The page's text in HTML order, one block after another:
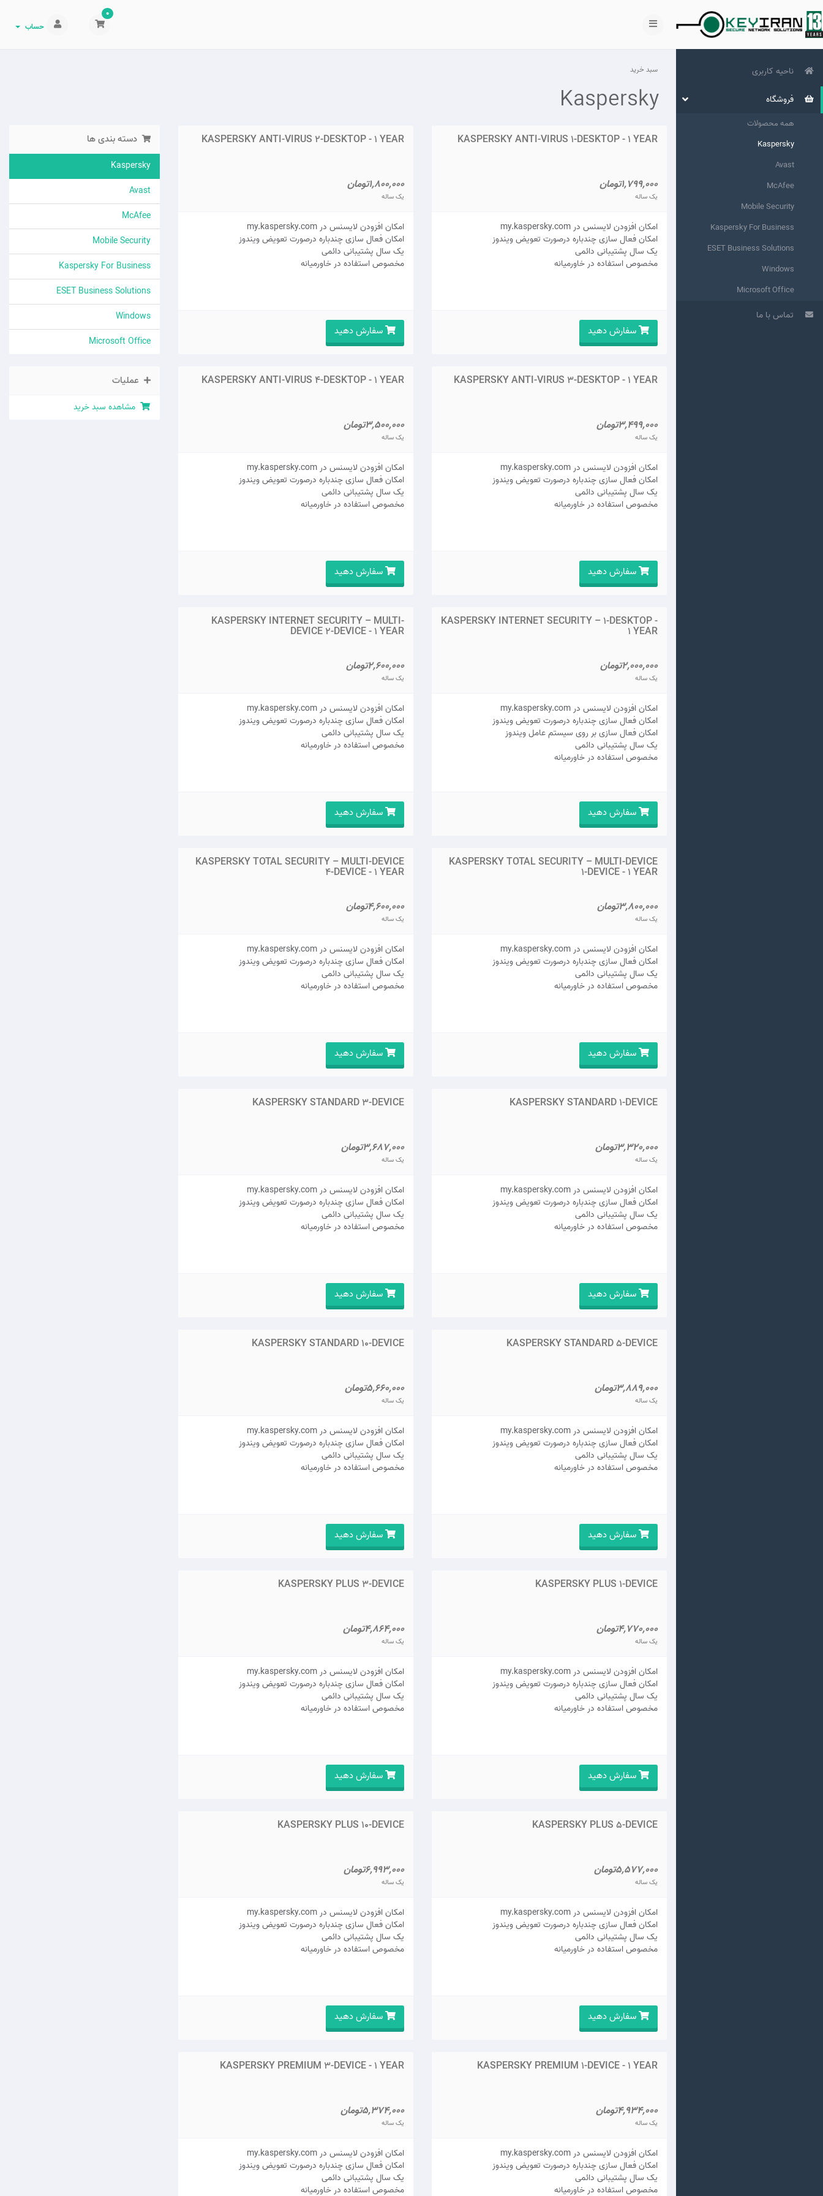
0
حساب
ناحیه کاربری
فروشگاه
همه محصولات
Kaspersky
Avast
McAfee
Mobile Security
Kaspersky For Business
ESET Business Solutions
Windows
Microsoft Office
تماس با ما
سبد خرید
Kaspersky
KASPERSKY ANTI-VIRUS 1-DESKTOP - 1 YEAR
1,799,000تومان
یک ساله
امکان افزودن لایسنس در my.kaspersky.com
امکان فعال سازی چندباره درصورت تعویض ویندوز
يک سال پشتيبانی دائمی
مخصوص استفاده در خاورمیانه
سفارش دهید
KASPERSKY ANTI-VIRUS 2-DESKTOP - 1 YEAR
1,800,000تومان
یک ساله
امکان افزودن لایسنس در my.kaspersky.com
امکان فعال سازی چندباره درصورت تعویض ویندوز
يک سال پشتيبانی دائمی
مخصوص استفاده در خاورمیانه
سفارش دهید
KASPERSKY ANTI-VIRUS 3-DESKTOP - 1 YEAR
3,499,000تومان
یک ساله
امکان افزودن لایسنس در my.kaspersky.com
امکان فعال سازی چندباره درصورت تعویض ویندوز
يک سال پشتيبانی دائمی
مخصوص استفاده در خاورمیانه
سفارش دهید
KASPERSKY ANTI-VIRUS 4-DESKTOP - 1 YEAR
3,500,000تومان
یک ساله
امکان افزودن لایسنس در my.kaspersky.com
امکان فعال سازی چندباره درصورت تعویض ویندوز
يک سال پشتيبانی دائمی
مخصوص استفاده در خاورمیانه
سفارش دهید
KASPERSKY INTERNET SECURITY – 1-DESKTOP -
1 YEAR
2,000,000تومان
یک ساله
امکان افزودن لایسنس در my.kaspersky.com
امکان فعال سازی چندباره درصورت تعویض ویندوز
امکان فعال سازی بر روی سیستم عامل ویندوز
يک سال پشتيبانی دائمی
مخصوص استفاده در خاورمیانه
سفارش دهید
KASPERSKY INTERNET SECURITY – MULTI-
DEVICE 2-DEVICE - 1 YEAR
2,600,000تومان
یک ساله
امکان افزودن لایسنس در my.kaspersky.com
امکان فعال سازی چندباره درصورت تعویض ویندوز
يک سال پشتيبانی دائمی
مخصوص استفاده در خاورمیانه
سفارش دهید
KASPERSKY TOTAL SECURITY – MULTI-DEVICE
1-DEVICE - 1 YEAR
3,800,000تومان
یک ساله
امکان افزودن لایسنس در my.kaspersky.com
امکان فعال سازی چندباره درصورت تعویض ویندوز
يک سال پشتيبانی دائمی
مخصوص استفاده در خاورمیانه
سفارش دهید
KASPERSKY TOTAL SECURITY – MULTI-DEVICE
4-DEVICE - 1 YEAR
4,600,000تومان
یک ساله
امکان افزودن لایسنس در my.kaspersky.com
امکان فعال سازی چندباره درصورت تعویض ویندوز
يک سال پشتيبانی دائمی
مخصوص استفاده در خاورمیانه
سفارش دهید
KASPERSKY STANDARD 1-DEVICE
3,320,000تومان
یک ساله
امکان افزودن لایسنس در my.kaspersky.com
امکان فعال سازی چندباره درصورت تعویض ویندوز
يک سال پشتيبانی دائمی
مخصوص استفاده در خاورمیانه
سفارش دهید
KASPERSKY STANDARD 3-DEVICE
3,687,000تومان
یک ساله
امکان افزودن لایسنس در my.kaspersky.com
امکان فعال سازی چندباره درصورت تعویض ویندوز
يک سال پشتيبانی دائمی
مخصوص استفاده در خاورمیانه
سفارش دهید
KASPERSKY STANDARD 5-DEVICE
3,889,000تومان
یک ساله
امکان افزودن لایسنس در my.kaspersky.com
امکان فعال سازی چندباره درصورت تعویض ویندوز
يک سال پشتيبانی دائمی
مخصوص استفاده در خاورمیانه
سفارش دهید
KASPERSKY STANDARD 10-DEVICE
5,660,000تومان
یک ساله
امکان افزودن لایسنس در my.kaspersky.com
امکان فعال سازی چندباره درصورت تعویض ویندوز
يک سال پشتيبانی دائمی
مخصوص استفاده در خاورمیانه
سفارش دهید
KASPERSKY PLUS 1-DEVICE
4,770,000تومان
یک ساله
امکان افزودن لایسنس در my.kaspersky.com
امکان فعال سازی چندباره درصورت تعویض ویندوز
يک سال پشتيبانی دائمی
مخصوص استفاده در خاورمیانه
سفارش دهید
KASPERSKY PLUS 3-DEVICE
4,864,000تومان
یک ساله
امکان افزودن لایسنس در my.kaspersky.com
امکان فعال سازی چندباره درصورت تعویض ویندوز
يک سال پشتيبانی دائمی
مخصوص استفاده در خاورمیانه
سفارش دهید
KASPERSKY PLUS 5-DEVICE
5,577,000تومان
یک ساله
امکان افزودن لایسنس در my.kaspersky.com
امکان فعال سازی چندباره درصورت تعویض ویندوز
يک سال پشتيبانی دائمی
مخصوص استفاده در خاورمیانه
سفارش دهید
KASPERSKY PLUS 10-DEVICE
6,993,000تومان
یک ساله
امکان افزودن لایسنس در my.kaspersky.com
امکان فعال سازی چندباره درصورت تعویض ویندوز
يک سال پشتيبانی دائمی
مخصوص استفاده در خاورمیانه
سفارش دهید
KASPERSKY PREMIUM 1-DEVICE - 1 YEAR
4,934,000تومان
یک ساله
امکان افزودن لایسنس در my.kaspersky.com
امکان فعال سازی چندباره درصورت تعویض ویندوز
يک سال پشتيبانی دائمی
مخصوص استفاده در خاورمیانه
KASPERSKY PREMIUM 3-DEVICE - 1 YEAR
5,374,000تومان
یک ساله
امکان افزودن لایسنس در my.kaspersky.com
امکان فعال سازی چندباره درصورت تعویض ویندوز
يک سال پشتيبانی دائمی
مخصوص استفاده در خاورمیانه
دسته بندی ها
Kaspersky
Avast
McAfee
Mobile Security
Kaspersky For Business
ESET Business Solutions
Windows
Microsoft Office
عملیات
مشاهده سبد خرید